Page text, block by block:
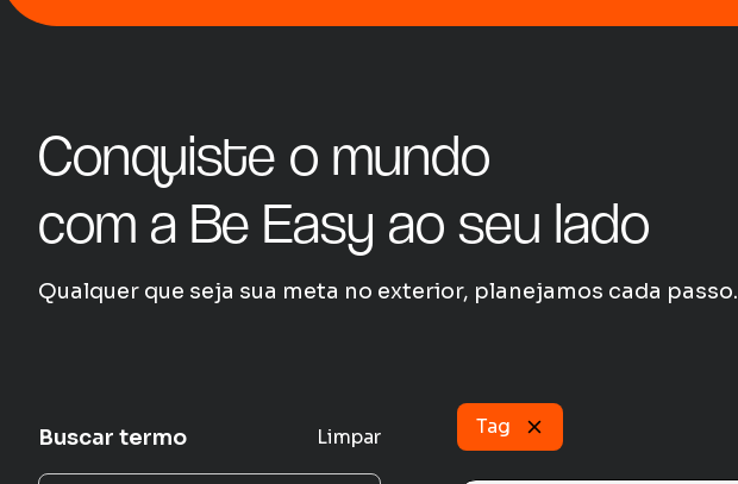
Conquiste o mundo
com a Be Easy ao seu lado
Qualquer que seja sua meta no exterior, planejamos cada passo.
Buscar termo Limpar Tag